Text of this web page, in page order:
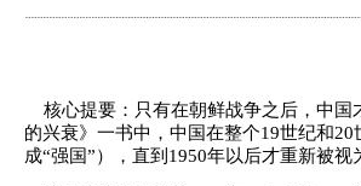
核心提要：只有在朝鲜战争之后，中国
的兴衰》一书中，中国在整个19世纪和
成“强国”），直到1950年以后才重新被视